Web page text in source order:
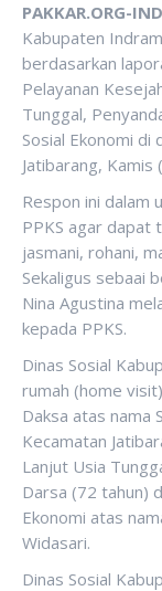
PAKKAR.ORG-
Kabupaten
berdasarkan
Pelayanan
Tunggal,
Sosial Ekonomi di
Jatibarang,
Respon ini dalam
PPKS agar dapat
jasmani, rohani,
Sekaligus sebaai
Nina Agustina
kepada PPKS.
Dinas Sosial
rumah (home
Daksa atas nama
Kecamatan
Lanjut Usia
Darsa (72 tahun)
Ekonomi atas
Widasari.
Dinas Sosial